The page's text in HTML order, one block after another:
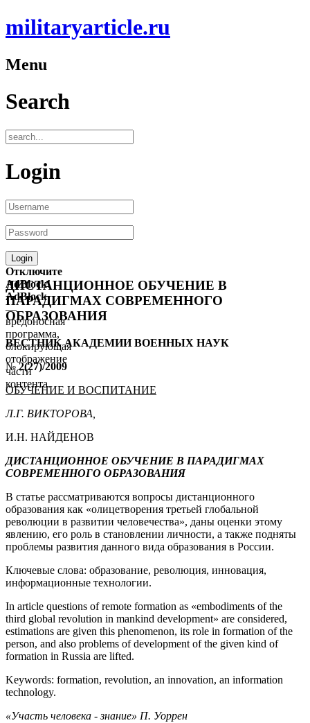
militaryarticle.ru
Menu
Search
Login
Отключите
AdBlock!
AdBlock
—
вредоносная
программа,
блокирующая
отображение
части
контента.
ДИСТАНЦИОННОЕ ОБУЧЕНИЕ В
ПАРАДИГМАХ СОВРЕМЕННОГО
ОБРАЗОВАНИЯ
ВЕСТНИК АКАДЕМИИ ВОЕННЫХ НАУК
№2(27)/2009
ОБУЧЕНИЕ И ВОСПИТАНИЕ
Л.Г. ВИКТОРОВА,
И.Н. НАЙДЕНОВ
ДИСТАНЦИОННОЕ ОБУЧЕНИЕ В ПАРАДИГМАХ
СОВРЕМЕННОГО ОБРАЗОВАНИЯ
В статье рассматриваются вопросы дистанционного
образования как «олицетворения третьей глобальной
революции в развитии человечества», даны оценки этому
явлению, его роль в становлении личности, а также подняты
проблемы развития данного вида образования в России.
Ключевые слова: образование, революция, инновация,
информационные технологии.
In article questions of remote formation as «embodiments of the
third global revolution in mankind development» are considered,
estimations are given this phenomenon, its role in formation of the
person, and also problems of development of the given kind of
formation in Russia are lifted.
Keywords: formation, revolution, an innovation, an information
technology.
«Участь человека - знание» П. Уоррен